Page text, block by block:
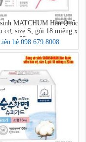
MATCHUM Hàn Quốc
cơ, size S, gói 18 miếng x
23cm
hệ 098.679.8008